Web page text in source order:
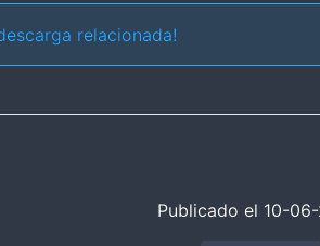
relacionada!
Publicado el 10-